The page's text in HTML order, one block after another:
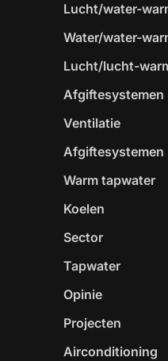
Lucht/water-
Water/water-
Lucht/lucht-
Afgiftesystemen
Ventilatie
Afgiftesystemen
Warm tapwater
Koelen
Sector
Tapwater
Opinie
Projecten
Airconditioning